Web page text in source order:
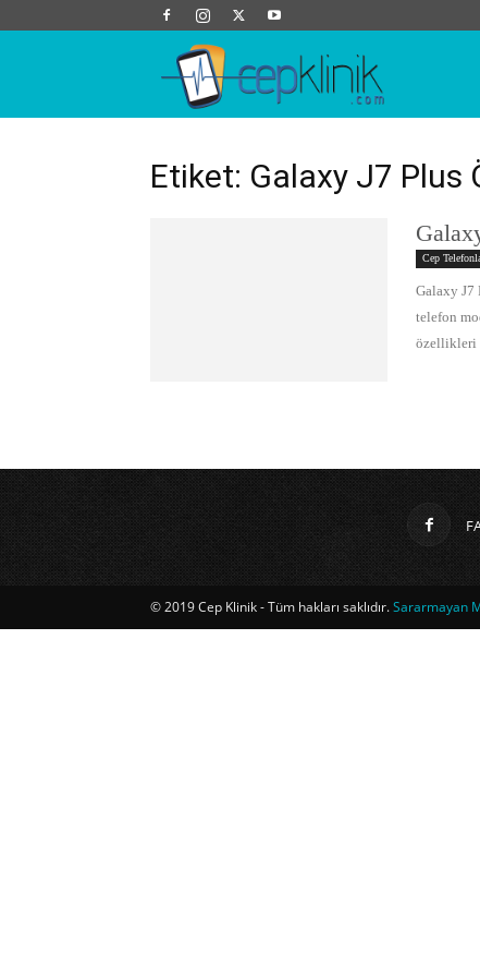
Klinik
Etiket: Galaxy J7 Plus
Cep
Galaxy J7
telefon
özellikleri
© 2019 Cep Klinik - Tüm hakları saklıdır.Sararmayan